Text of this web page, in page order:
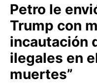
Petro le
Trump con
incautación
ilegales en
muertes”